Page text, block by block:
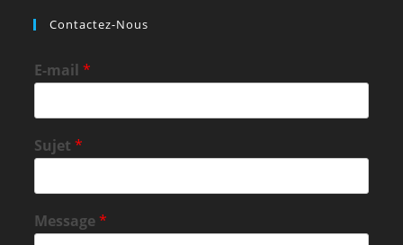
Contactez-Nous
E-mail*
Sujet*
Message*